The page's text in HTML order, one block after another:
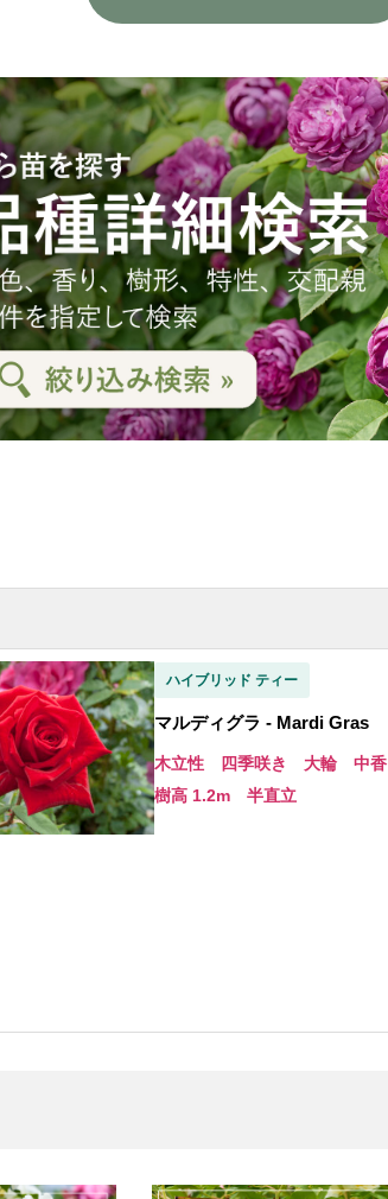
ハイブリッド ティー
マルディグラ - Mardi Gras
木立性 四季咲き 大輪 中香
樹高 1.2m 半直立